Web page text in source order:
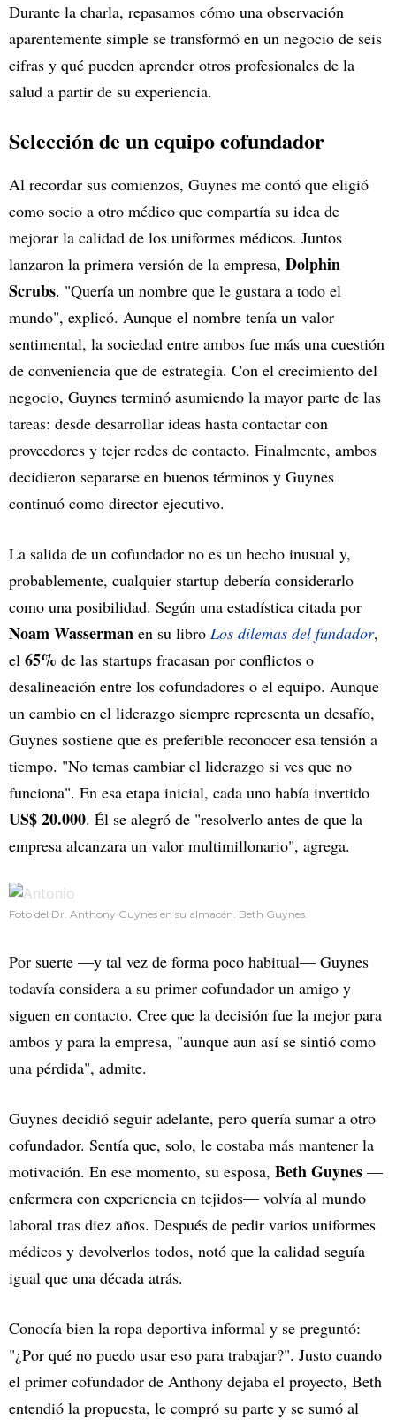
Durante la charla, repasamos cómo una observación
aparentemente simple se transformó en un negocio de seis
cifras y qué pueden aprender otros profesionales de la
salud a partir de su experiencia.
Selección de un equipo cofundador
Al recordar sus comienzos, Guynes me contó que eligió
como socio a otro médico que compartía su idea de
mejorar la calidad de los uniformes médicos. Juntos
lanzaron la primera versión de la empresa, Dolphin
Scrubs. "Quería un nombre que le gustara a todo el
mundo", explicó. Aunque el nombre tenía un valor
sentimental, la sociedad entre ambos fue más una cuestión
de conveniencia que de estrategia. Con el crecimiento del
negocio, Guynes terminó asumiendo la mayor parte de las
tareas: desde desarrollar ideas hasta contactar con
proveedores y tejer redes de contacto. Finalmente, ambos
decidieron separarse en buenos términos y Guynes
continuó como director ejecutivo.
La salida de un cofundador no es un hecho inusual y,
probablemente, cualquier startup debería considerarlo
como una posibilidad. Según una estadística citada por
Noam Wasserman en su libro Los dilemas del fundador,
el 65% de las startups fracasan por conflictos o
desalineación entre los cofundadores o el equipo. Aunque
un cambio en el liderazgo siempre representa un desafío,
Guynes sostiene que es preferible reconocer esa tensión a
tiempo. "No temas cambiar el liderazgo si ves que no
funciona". En esa etapa inicial, cada uno había invertido
US$ 20.000. Él se alegró de "resolverlo antes de que la
empresa alcanzara un valor multimillonario", agrega.
Foto del Dr. Anthony Guynes en su almacén. Beth Guynes.
Por suerte —y tal vez de forma poco habitual— Guynes
todavía considera a su primer cofundador un amigo y
siguen en contacto. Cree que la decisión fue la mejor para
ambos y para la empresa, "aunque aun así se sintió como
una pérdida", admite.
Guynes decidió seguir adelante, pero quería sumar a otro
cofundador. Sentía que, solo, le costaba más mantener la
motivación. En ese momento, su esposa, Beth Guynes —
enfermera con experiencia en tejidos— volvía al mundo
laboral tras diez años. Después de pedir varios uniformes
médicos y devolverlos todos, notó que la calidad seguía
igual que una década atrás.
Conocía bien la ropa deportiva informal y se preguntó:
"¿Por qué no puedo usar eso para trabajar?". Justo cuando
el primer cofundador de Anthony dejaba el proyecto, Beth
entendió la propuesta, le compró su parte y se sumó al